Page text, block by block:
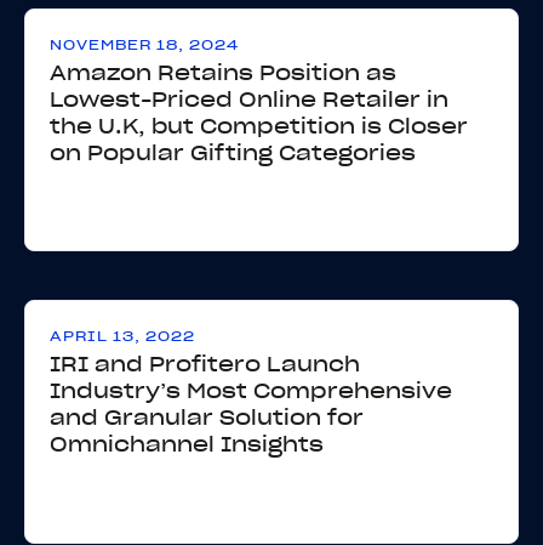
NOVEMBER 18, 2024
Amazon Retains Position as
Lowest-Priced Online Retailer in
the U.K, but Competition is Closer
on Popular Gifting Categories
APRIL 13, 2022
IRI and Profitero Launch
Industry’s Most Comprehensive
and Granular Solution for
Omnichannel Insights